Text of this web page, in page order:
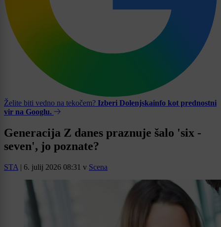
Želite biti vedno na tekočem? Izberi Dolenjskainfo kot prednostni
vir na Googlu.
Generacija Z danes praznuje šalo 'six -
seven', jo poznate?
STA | 6. julij 2026 08:31 v Scena